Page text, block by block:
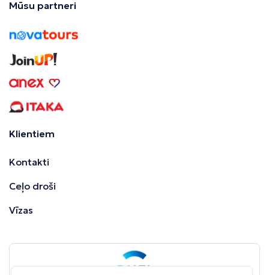
Mūsu partneri
Klientiem
Kontakti
Ceļo droši
Vīzas